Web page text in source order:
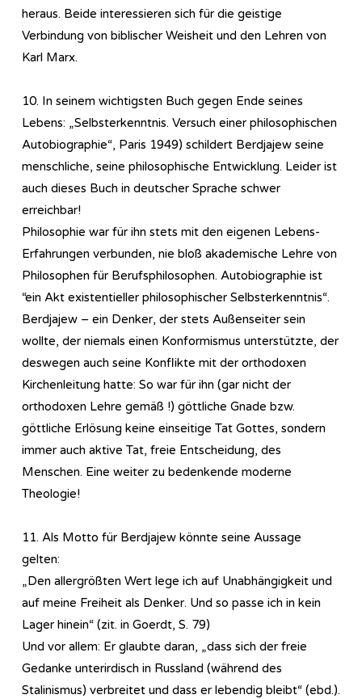
heraus. Beide interessieren sich für die geistige
Verbindung von biblischer Weisheit und den Lehren von
Karl Marx.
10. In seinem wichtigsten Buch gegen Ende seines
Lebens: „Selbsterkenntnis. Versuch einer philosophischen
Autobiographie“, Paris 1949) schildert Berdjajew seine
menschliche, seine philosophische Entwicklung. Leider ist
auch dieses Buch in deutscher Sprache schwer
erreichbar!
Philosophie war für ihn stets mit den eigenen Lebens-
Erfahrungen verbunden, nie bloß akademische Lehre von
Philosophen für Berufsphilosophen. Autobiographie ist
“ein Akt existentieller philosophischer Selbsterkenntnis“.
Berdjajew – ein Denker, der stets Außenseiter sein
wollte, der niemals einen Konformismus unterstützte, der
deswegen auch seine Konflikte mit der orthodoxen
Kirchenleitung hatte: So war für ihn (gar nicht der
orthodoxen Lehre gemäß !) göttliche Gnade bzw.
göttliche Erlösung keine einseitige Tat Gottes, sondern
immer auch aktive Tat, freie Entscheidung, des
Menschen. Eine weiter zu bedenkende moderne
Theologie!
11. Als Motto für Berdjajew könnte seine Aussage
gelten:
„Den allergrößten Wert lege ich auf Unabhängigkeit und
auf meine Freiheit als Denker. Und so passe ich in kein
Lager hinein“ (zit. in Goerdt, S. 79)
Und vor allem: Er glaubte daran, „dass sich der freie
Gedanke unterirdisch in Russland (während des
Stalinismus) verbreitet und dass er lebendig bleibt“ (ebd.).